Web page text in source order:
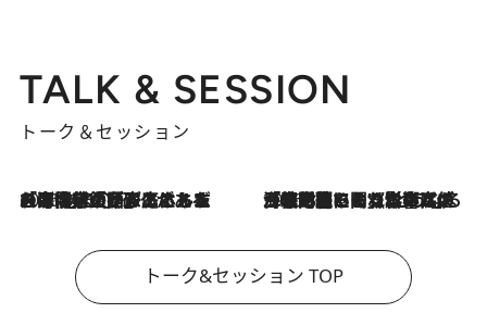
TALK & SESSION
トーク＆セッション
2026.8.3
「今後値上げがあるとすれば…」「リスクがあるのは今年の冬」エネルギー専門家が語る、ホルムズ海峡封鎖が家庭にもたらす“ある心配” 2026.8.3
「住宅建てられない…」「サーチャージ料の高値が続いている」ホルムズ海峡封鎖による影響はいつまで続く？《エネルギー専門家に聞く“どうなる日本の暮らし”》
トーク&セッション TOP